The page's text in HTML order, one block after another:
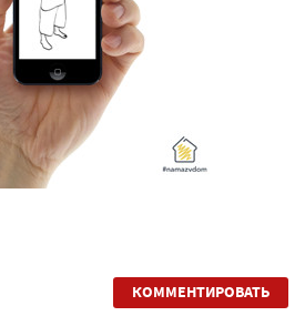
КОММЕНТИРОВАТЬ